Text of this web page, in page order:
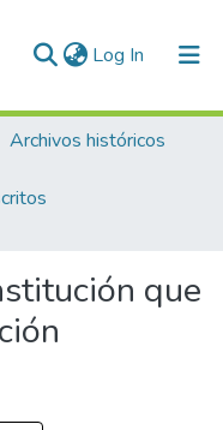
Log In (current)
Archivos históricos
que